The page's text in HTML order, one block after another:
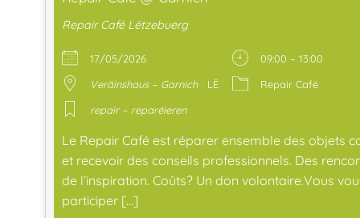
Repair Café Lëtzebuerg
17/05/2026
09:00 – 13:00
Veräinshaus – Garnich
LË
Repair Café
repair – reparéieren
Le Repair Café est réparer ensemble des objets
et recevoir des conseils professionnels. Des
de l’inspiration. Coûts? Un don volontaire.Vous
participer […]